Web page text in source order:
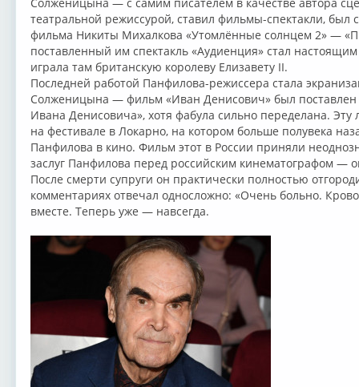
театральной режиссурой, ставил фильмы-спектакли, был
фильма Никиты Михалкова «Утомлённые солнцем 2» —
поставленный им спектакль «Аудиенция» стал
играла там британскую королеву Елизавету II.
Последней работой Панфилова-режиссера стала
Солженицына — фильм «Иван Денисович» был поставлен
Ивана Денисовича», хотя фабула сильно переделана. Эту
на фестивале в Локарно, на котором больше полувека
Панфилова в кино. Фильм этот в России приняли
заслуг Панфилова перед российским кинематографом —
После смерти супруги он практически полностью
комментариях отвечал односложно: «Очень больно.
вместе. Теперь уже — навсегда.